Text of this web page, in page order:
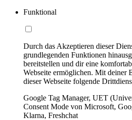
Funktional
Durch das Akzeptieren dieser
grundlegenden Funktionen
bereitstellen und dir eine
Webseite ermöglichen. Mit deiner
dieser Webseite folgende
Google Tag Manager, UET
Consent Mode von Microsoft,
Klarna, Freshchat